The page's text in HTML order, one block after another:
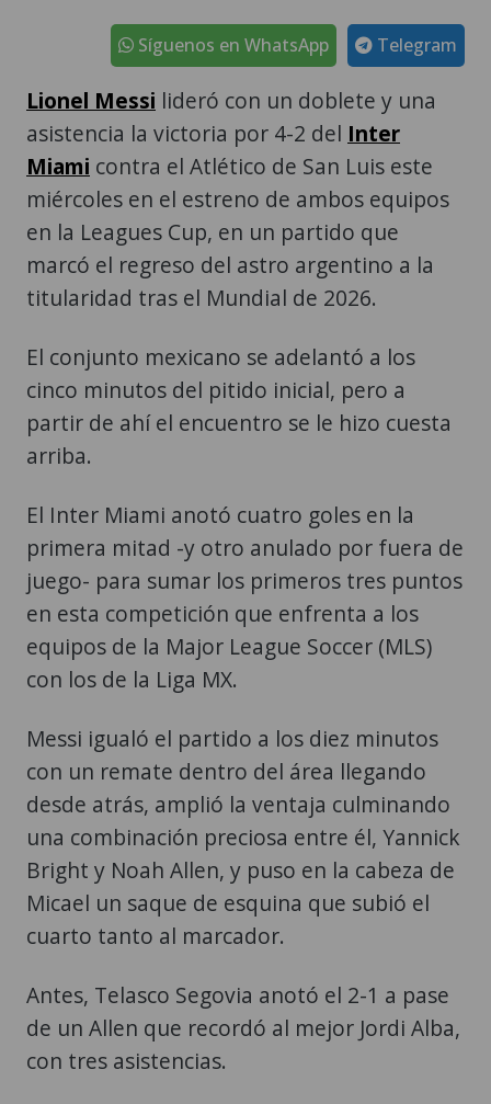
Telegram
Síguenos en WhatsApp
Lionel Messi lideró con un doblete y una
asistencia la victoria por 4-2 del Inter
Miami contra el Atlético de San Luis este
miércoles en el estreno de ambos equipos
en la Leagues Cup, en un partido que
marcó el regreso del astro argentino a la
titularidad tras el Mundial de 2026.
El conjunto mexicano se adelantó a los
cinco minutos del pitido inicial, pero a
partir de ahí el encuentro se le hizo cuesta
arriba.
El Inter Miami anotó cuatro goles en la
primera mitad -y otro anulado por fuera de
juego- para sumar los primeros tres puntos
en esta competición que enfrenta a los
equipos de la Major League Soccer (MLS)
con los de la Liga MX.
Messi igualó el partido a los diez minutos
con un remate dentro del área llegando
desde atrás, amplió la ventaja culminando
una combinación preciosa entre él, Yannick
Bright y Noah Allen, y puso en la cabeza de
Micael un saque de esquina que subió el
cuarto tanto al marcador.
Antes, Telasco Segovia anotó el 2-1 a pase
de un Allen que recordó al mejor Jordi Alba,
con tres asistencias.